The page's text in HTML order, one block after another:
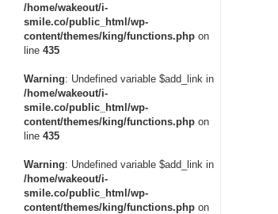
/home/wakeout/i-
smile.co/public_html/wp-
content/themes/king/functions.phpon
line 435
Warning: Undefined variable $add_link in
/home/wakeout/i-
smile.co/public_html/wp-
content/themes/king/functions.phpon
line 435
Warning: Undefined variable $add_link in
/home/wakeout/i-
smile.co/public_html/wp-
content/themes/king/functions.phpon